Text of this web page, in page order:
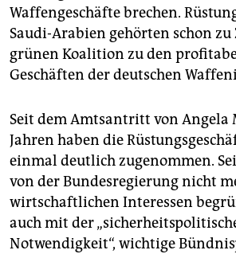
Waffengeschäfte brechen.
Saudi-Arabien gehörten schon
grünen Koalition zu den
Geschäften der deutschen
Seit dem Amtsantritt von Angela
Jahren haben die
einmal deutlich zugenommen.
von der Bundesregierung nicht
wirtschaftlichen Interessen
auch mit der
Notwendigkeit“, wichtige